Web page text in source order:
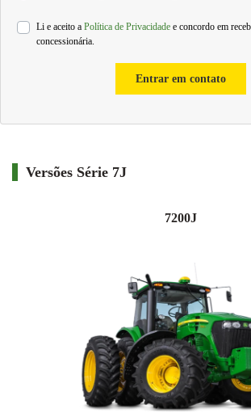
Li e aceito a Política de Privacidade e concordo em
concessionária.
Entrar em contato
Versões Série 7J
7200J